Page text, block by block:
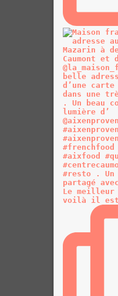
Le meilleur
voilà il